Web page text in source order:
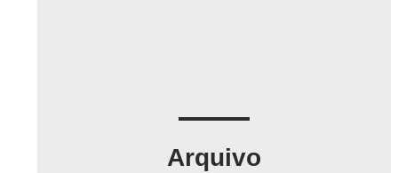
Arquivo